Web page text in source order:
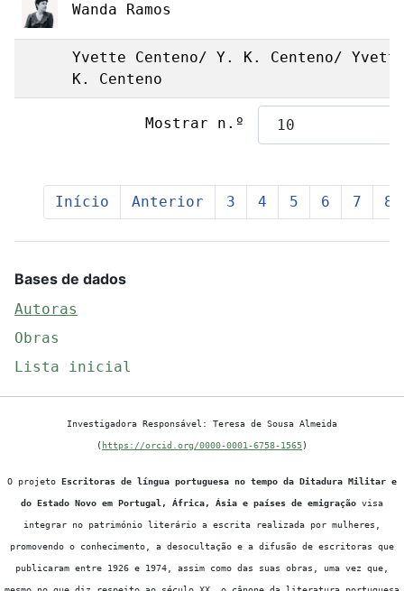
Mostrar n.º
Início Anterior 3 4 5 6 7 8
Wanda Ramos
Yvette Centeno/ Y. K. Centeno/
K. Centeno
Bases de dados
Autoras
Obras
Lista inicial
Investigadora Responsável: Teresa de Sousa Almeida
( https://orcid.org/0000-0001-6758-1565)
O projeto Escritoras de língua portuguesa no tempo da Ditadura Militar e
do Estado Novo em Portugal, África, Ásia e países de emigração visa
integrar no património literário a escrita realizada por mulheres,
promovendo o conhecimento, a desocultação e a difusão de escritoras que
publicaram entre 1926 e 1974, assim como das suas obras, uma vez que,